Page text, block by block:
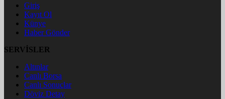
Giriş
Kayıt Ol
Künye
Haber Gönder
SERVİSLER
Altınlar
Canlı Borsa
Canlı Sonuçlar
Döviz Detay